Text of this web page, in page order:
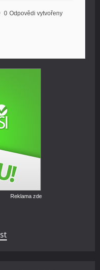
0 Odpovědi vytvořeny
Reklama zde